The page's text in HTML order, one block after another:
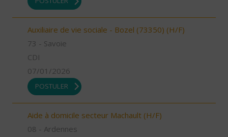
Auxiliaire de vie sociale - Bozel (73350) (H/F)
73 - Savoie
CDI
07/01/2026
POSTULER
Aide à domicile secteur Machault (H/F)
08 - Ardennes